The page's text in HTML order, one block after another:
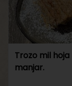
Trozo mil hoja
manjar.